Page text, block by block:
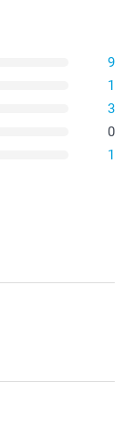
ideal, um
mit
9
1
3
0
1